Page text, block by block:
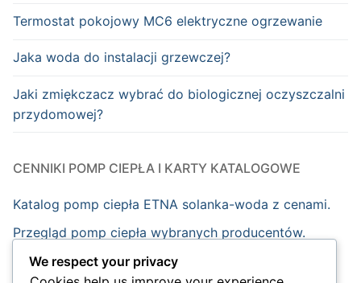
Termostat pokojowy MC6 elektryczne ogrzewanie
Jaka woda do instalacji grzewczej?
Jaki zmiękczacz wybrać do biologicznej oczyszczalni
przydomowej?
CENNIKI POMP CIEPŁA I KARTY KATALOGOWE
Katalog pomp ciepła ETNA solanka-woda z cenami.
Przegląd pomp ciepła wybranych producentów.
We respect your privacy